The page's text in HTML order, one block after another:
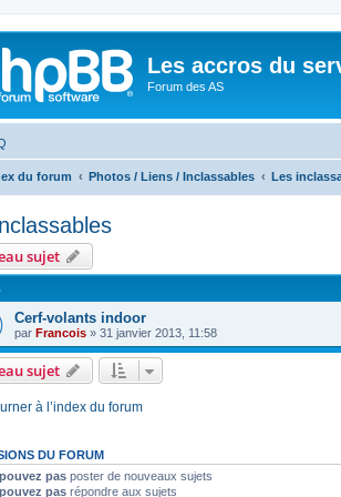
Les accros du
Forum des AS
du forum Photos / Liens / Inclassables Les
sujet
Cerf-volants indoor
par Francois » 31 janvier 2013, 11:58
sujet
à l’index du forum
DU FORUM
pas poster de nouveaux sujets
pas répondre aux sujets